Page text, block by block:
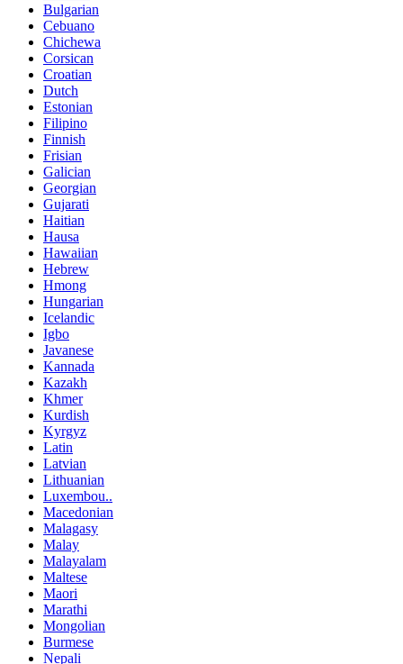
Bulgarian
Cebuano
Chichewa
Corsican
Croatian
Dutch
Estonian
Filipino
Finnish
Frisian
Galician
Georgian
Gujarati
Haitian
Hausa
Hawaiian
Hebrew
Hmong
Hungarian
Icelandic
Igbo
Javanese
Kannada
Kazakh
Khmer
Kurdish
Kyrgyz
Latin
Latvian
Lithuanian
Luxembou..
Macedonian
Malagasy
Malay
Malayalam
Maltese
Maori
Marathi
Mongolian
Burmese
Nepali